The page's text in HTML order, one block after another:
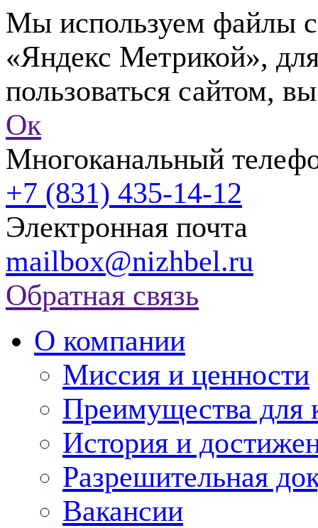
Мы используем файлы
«Яндекс Метрикой»,
пользоваться сайтом,
Ок
Многоканальный
+7 (831) 435-14-12
Электронная почта
mailbox@nizhbel.ru
Обратная связь
О компании
Миссия и ценности
Преимущества для
История и
Разрешительная
Вакансии